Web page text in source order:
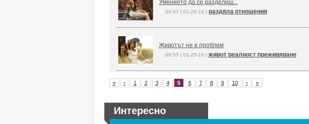
Умението да се разделиш...
09:47 | 01-26-16 | раздяла отношения
Животът не е проблем
09:55 | 01-25-16 | живот реалност преживяване
« ‹ 1 2 3 4 5 6 7 8 9 10 › »
Интересно